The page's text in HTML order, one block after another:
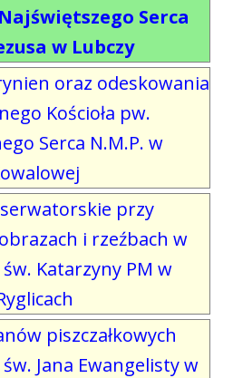
Serca
w Lubczy
oraz odeskowania
Kościoła pw.
Serca N.M.P. w
przy
i rzeźbach w
Katarzyny PM w
piszczałkowych
Jana Ewangelisty w